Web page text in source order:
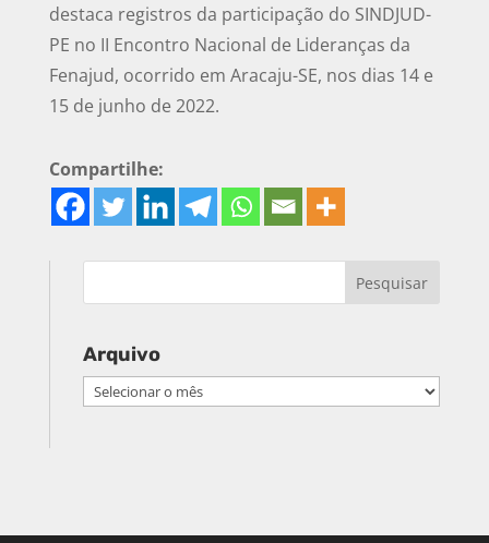
destaca registros da participação do SINDJUD-
PE no II Encontro Nacional de Lideranças da
Fenajud, ocorrido em Aracaju-SE, nos dias 14 e
15 de junho de 2022.
Compartilhe:
Arquivo
Arquivo